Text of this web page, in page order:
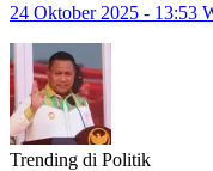
24 Oktober 2025 - 13:53
Trending di Politik